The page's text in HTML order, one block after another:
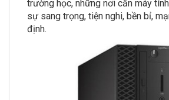
trường học, những nơi cần máy
sự sang trọng, tiện nghi, bền bỉ,
định.